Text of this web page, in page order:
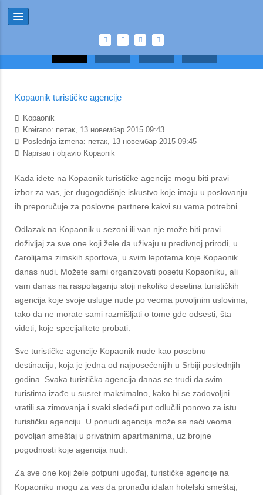
Kopaonik turističke agencije
Kopaonik
Kreirano: петак, 13 новембар 2015 09:43
Poslednja izmena: петак, 13 новембар 2015 09:45
Napisao i objavio Kopaonik
Kada idete na Kopaonik turističke agencije mogu biti pravi
izbor za vas, jer dugogodišnje iskustvo koje imaju u poslovanju
ih preporučuje za poslovne partnere kakvi su vama potrebni.
Odlazak na Kopaonik u sezoni ili van nje može biti pravi
doživljaj za sve one koji žele da uživaju u predivnoj prirodi, u
čarolijama zimskih sportova, u svim lepotama koje Kopaonik
danas nudi. Možete sami organizovati posetu Kopaoniku, ali
vam danas na raspolaganju stoji nekoliko desetina turističkih
agencija koje svoje usluge nude po veoma povoljnim uslovima,
tako da ne morate sami razmišljati o tome gde odsesti, šta
videti, koje specijalitete probati.
Sve turističke agencije Kopaonik nude kao posebnu
destinaciju, koja je jedna od najposećenijih u Srbiji poslednjih
godina. Svaka turistička agencija danas se trudi da svim
turistima izađe u susret maksimalno, kako bi se zadovoljni
vratili sa zimovanja i svaki sledeći put odlučili ponovo za istu
turističku agenciju. U ponudi agencija može se naći veoma
povoljan smeštaj u privatnim apartmanima, uz brojne
pogodnosti koje agencija nudi.
Za sve one koji žele potpuni ugođaj, turističke agencije na
Kopaoniku mogu za vas da pronađu idalan hotelski smeštaj,